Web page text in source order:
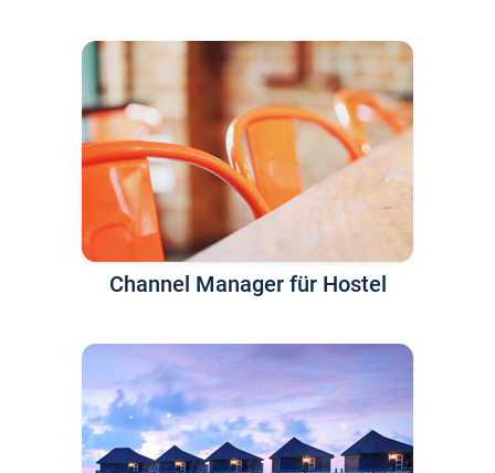
Channel Manager für Hostel